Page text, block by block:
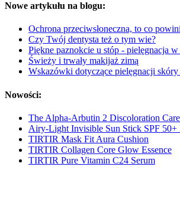
Nowe artykułu na blogu:
Ochrona przeciwsłoneczna, to co
Czy Twój dentysta też o tym wie?
Piękne paznokcie u stóp - pielęgnacja
Świeży i trwały makijaż zimą
Wskazówki dotyczące pielęgnacji skóry
Nowości:
The Alpha-Arbutin 2 Discoloration
Airy-Light Invisible Sun Stick SPF 50+
TIRTIR Mask Fit Aura Cushion
TIRTIR Collagen Core Glow Essence
TIRTIR Pure Vitamin C24 Serum